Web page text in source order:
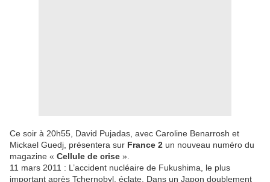
Ce soir à 20h55, David Pujadas, avec Caroline Benarrosh et
Mickael Guedj, présentera sur France 2 un nouveau numéro du
magazine « Cellule de crise ».
11 mars 2011 : L’accident nucléaire de Fukushima, le plus
important après Tchernobyl, éclate. Dans un Japon doublement